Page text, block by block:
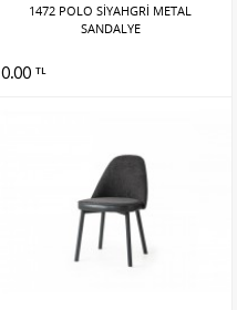
1472 POLO SİYAHGRİ METAL
SANDALYE
0.00 TL